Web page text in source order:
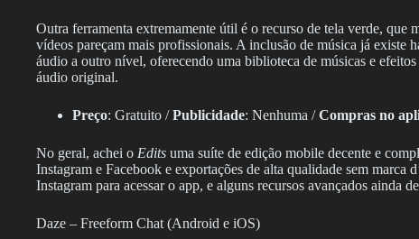
Outra ferramenta extremamente útil é o recurso de tela verde, que
vídeos pareçam mais profissionais. A inclusão de música já existe
áudio a outro nível, oferecendo uma biblioteca de músicas e
áudio original.
Preço: Gratuito /Publicidade: Nenhuma /Compras no
No geral, achei o Edits uma suíte de edição mobile decente e
Instagram e Facebook e exportações de alta qualidade sem marca
Instagram para acessar o app, e alguns recursos avançados ainda
Daze – Freeform Chat (Android e iOS)